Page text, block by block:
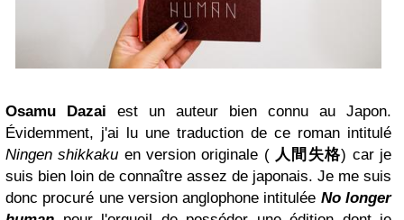
Osamu Dazai est un auteur bien connu au Japon.
Évidemment, j'ai lu une traduction de ce roman intitulé
Ningen shikkaku en version originale ( 人間失格) car je
suis bien loin de connaître assez de japonais. Je me suis
donc procuré une version anglophone intitulée No longer